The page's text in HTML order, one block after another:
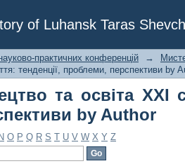
of Luhansk Taras
та освіта ХХІ
практичних конференцій →
тенденції, проблеми, перспективи by
та освіта ХХІ
by Author
N O P Q R S T U V W X Y Z